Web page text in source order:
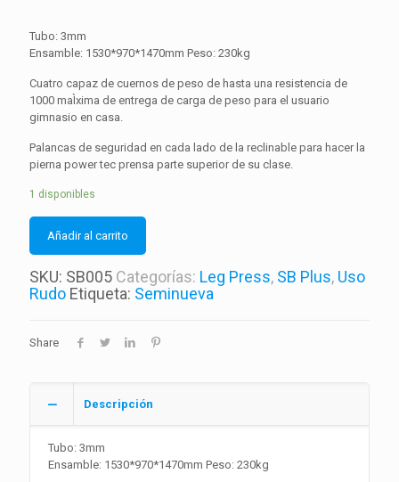
Tubo: 3mm
Ensamble: 1530*970*1470mm Peso: 230kg
Cuatro capaz de cuernos de peso de hasta una resistencia de
1000 maÌxima de entrega de carga de peso para el usuario
gimnasio en casa.
Palancas de seguridad en cada lado de la reclinable para hacer la
pierna power tec prensa parte superior de su clase.
1 disponibles
Añadir al carrito
SKU: SB005 Categorías: Leg Press, SB Plus, Uso
Rudo Etiqueta: Seminueva
Share
Descripción
Tubo: 3mm
Ensamble: 1530*970*1470mm Peso: 230kg